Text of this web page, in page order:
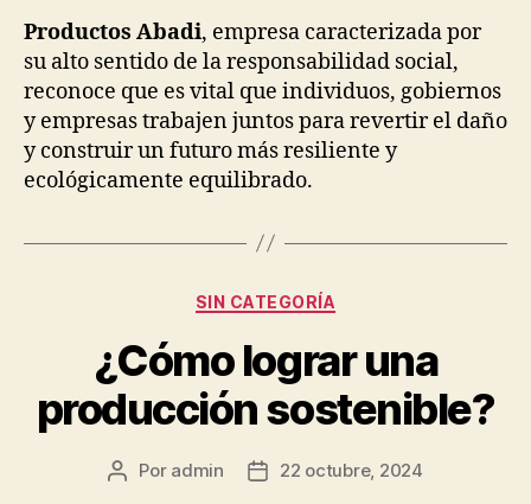
Productos Abadi, empresa caracterizada por
su alto sentido de la responsabilidad social,
reconoce que es vital que individuos, gobiernos
y empresas trabajen juntos para revertir el daño
y construir un futuro más resiliente y
ecológicamente equilibrado.
Categorías
SIN CATEGORÍA
¿Cómo lograr una
producción sostenible?
Autor
Por admin
Fecha22 octubre, 2024